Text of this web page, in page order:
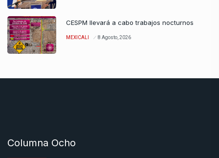
CESPM llevará a cabo trabajos nocturnos
MEXICALI 8 Agosto, 2026
Columna Ocho